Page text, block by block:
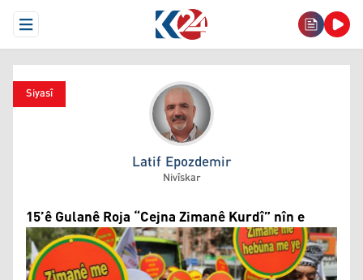
Open Menu
Siyasî
Latif Epozdemir
Latif Epozdemir
Nivîskar
15’ê Gulanê Roja “Cejna Zimanê Kurdî” nîn e